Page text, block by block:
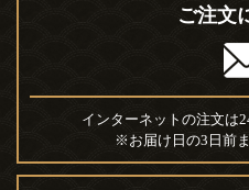
ご注文
インターネットの注文は
※お届け日の3日前